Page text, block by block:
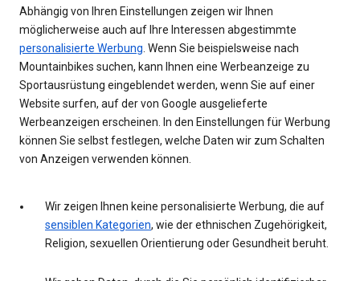
Abhängig von Ihren Einstellungen zeigen wir Ihnen
möglicherweise auch auf Ihre Interessen abgestimmte
personalisierte Werbung . Wenn Sie beispielsweise nach
Mountainbikes suchen, kann Ihnen eine Werbeanzeige zu
Sportausrüstung eingeblendet werden, wenn Sie auf einer
Website surfen, auf der von Google ausgelieferte
Werbeanzeigen erscheinen. In den Einstellungen für Werbung
können Sie selbst festlegen, welche Daten wir zum Schalten
von Anzeigen verwenden können.
Wir zeigen Ihnen keine personalisierte Werbung, die auf
sensiblen Kategorien, wie der ethnischen Zugehörigkeit,
Religion, sexuellen Orientierung oder Gesundheit beruht.